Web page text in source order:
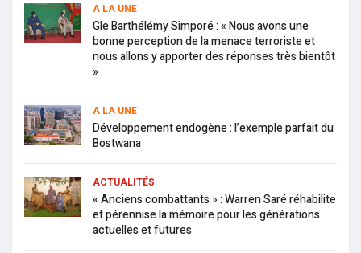
A LA UNE
Gle Barthélémy Simporé : « Nous avons une
bonne perception de la menace terroriste et
nous allons y apporter des réponses très bientôt
»
A LA UNE
Développement endogène : l’exemple parfait du
Bostwana
ACTUALITÉS
« Anciens combattants » : Warren Saré réhabilite
et pérennise la mémoire pour les générations
actuelles et futures